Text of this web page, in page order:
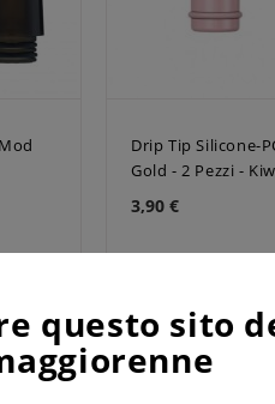
questo sito
Drip Tip Silicone-
Gold - 2 Pezzi -
3,90 €